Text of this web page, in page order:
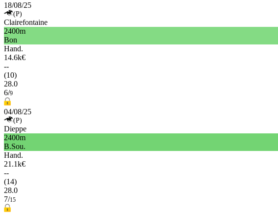
18/08/25
(P)
Clairefontaine
2400m
Bon
Hand.
14.6k€
--
(10)
28.0
6/9
04/08/25
(P)
Dieppe
2400m
B.Sou.
Hand.
21.1k€
--
(14)
28.0
7/15